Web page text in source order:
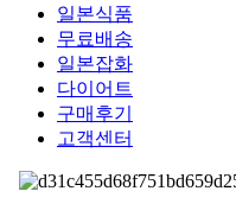
일본식품
무료배송
일본잡화
다이어트
구매후기
고객센터